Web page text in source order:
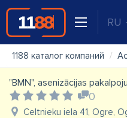
RU
1188 каталог компаний
"BMN", asenizācijas
0
Celtnieku iela 41, Ogre,